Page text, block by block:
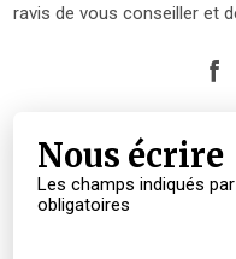
ravis de vous conseiller et
Nous écrire
Les champs indiqués
obligatoires